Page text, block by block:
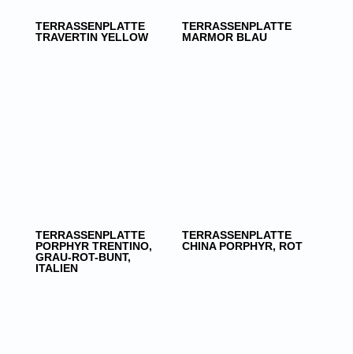
TERRASSENPLATTE
TRAVERTIN YELLOW
TERRASSENPLATTE
MARMOR BLAU
TERRASSENPLATTE
PORPHYR TRENTINO,
GRAU-ROT-BUNT,
ITALIEN
TERRASSENPLATTE
CHINA PORPHYR, ROT